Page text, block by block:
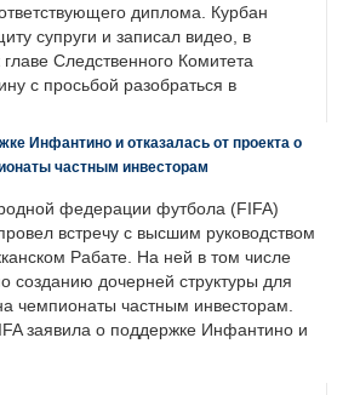
диплома. Курбан
супруги и записал видео, в
Следственного Комитета
с просьбой разобраться в
Инфантино и отказалась от проекта о
частным инвесторам
федерации футбола (FIFA)
встречу с высшим руководством
Рабате. На ней в том числе
созданию дочерней структуры для
чемпионаты частным инвесторам.
заявила о поддержке Инфантино и